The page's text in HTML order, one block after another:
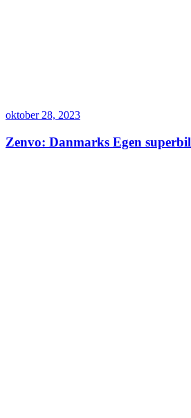
oktober 28, 2023
Zenvo: Danmarks Egen superbil